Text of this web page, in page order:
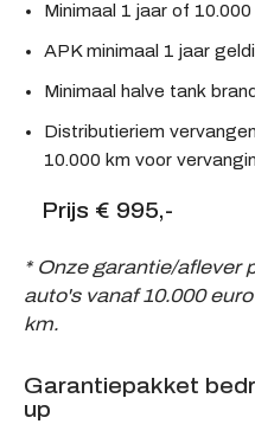
Minimaal 1 jaar of
APK minimaal 1 jaar
Minimaal halve tank
Distributieriem
10.000 km voor
Prijs € 995,-
* Onze garantie/aflever
auto's vanaf 10.000
km.
Garantiepakket
up